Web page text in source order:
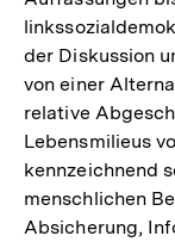
der Diskussion
von einer
relative
Lebensmilieus
kennzeichnend
menschlichen
Absicherung,